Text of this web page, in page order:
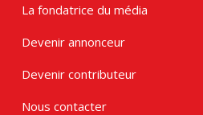
La fondatrice du média
Devenir annonceur
Devenir contributeur
Nous contacter